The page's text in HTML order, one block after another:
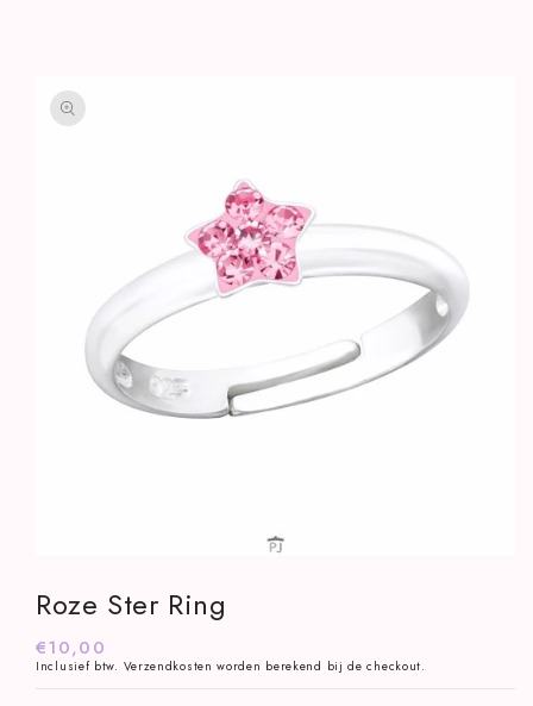
GA DIRECT NAAR
PRODUCTINFORMATIE
openen
in
Roze Ster Ring
Normale
prijs
€10,00
Inclusief btw. Verzendkosten worden berekend bij de checkout.